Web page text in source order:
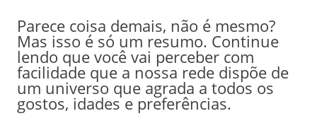
Parece coisa demais, não é mesmo?
Mas isso é só um resumo. Continue
lendo que você vai perceber com
facilidade que a nossa rede dispõe de
um universo que agrada a todos os
gostos, idades e preferências.